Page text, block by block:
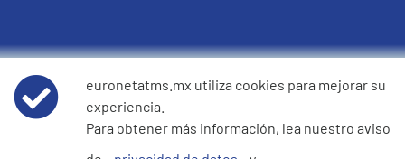
Políticas
Términos y condiciones
euronetatms.mx utiliza cookies para mejorar su
experiencia.
Para obtener más información, lea nuestro aviso